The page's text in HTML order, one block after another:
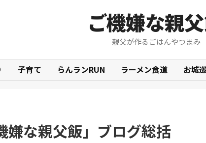
ご機嫌な親
親父が作るごはんやつまみ
子育て らんランRUN ラーメン食道 お城
嫌な親父飯」ブログ総括